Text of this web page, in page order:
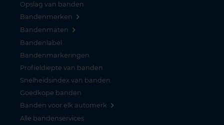
Opslag van banden
Bandenmerken
Bandenmaten
Bandenlabel
Bandenmarkeringen
Profieldiepte van banden
Snelheidsindex van banden
Goedkope banden
Banden voor elk automerk
Alle bandenservices